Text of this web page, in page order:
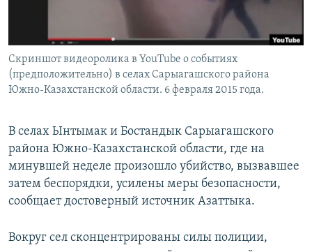
Скриншот видеоролика в YouTube о событиях
(предположительно) в селах Сарыагашского района
Южно-Казахстанской области. 6 февраля 2015 года.
В селах Ынтымак и Бостандык Сарыагашского
района Южно-Казахстанской области, где на
минувшей неделе произошло убийство, вызвавшее
затем беспорядки, усилены меры безопасности,
сообщает достоверный источник Азаттыка.
Вокруг сел сконцентрированы силы полиции,